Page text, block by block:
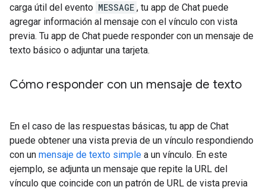
carga útil del evento MESSAGE , tu app de Chat puede
agregar información al mensaje con el vínculo con vista
previa. Tu app de Chat puede responder con un mensaje de
texto básico o adjuntar una tarjeta.
Cómo responder con un mensaje de texto
En el caso de las respuestas básicas, tu app de Chat
puede obtener una vista previa de un vínculo respondiendo
con un mensaje de texto simple a un vínculo. En este
ejemplo, se adjunta un mensaje que repite la URL del
vínculo que coincide con un patrón de URL de vista previa